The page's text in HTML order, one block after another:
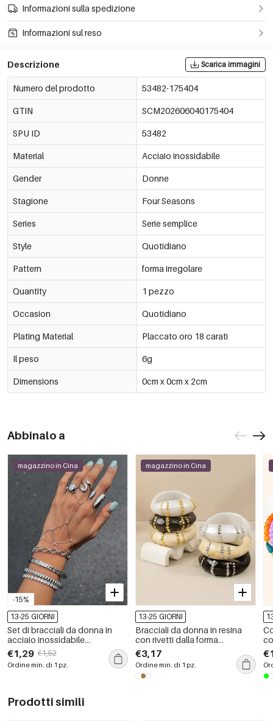
Informazioni sulla spedizione
Informazioni sul reso
Descrizione Scarica immagini
Numero del prodotto 53482-175404
GTIN SCM202606040175404
SPU ID 53482
Material Acciaio inossidabile
Gender Donne
Stagione Four Seasons
Series Serie semplice
Style Quotidiano
Pattern forma irregolare
Quantity 1 pezzo
Occasion Quotidiano
Plating Material Placcato oro 18 carati
Il peso 6g
Dimensions 0cm x 0cm x 2cm
Abbinalo a
-15%
magazzino in Cina
13-25 GIORNI
Set di bracciali da donna in
acciaio inossidabile
impermeabili, semplici e dalla
forma irregolare
€1,29 €1,52
Ordine min. di 1 pz.
magazzino in Cina
13-25 GIORNI
Bracciali da donna in resina
con rivetti dalla forma
irregolare in stile punk
€3,17
Ordine min. di 1 pz.
di
Prodotti simili